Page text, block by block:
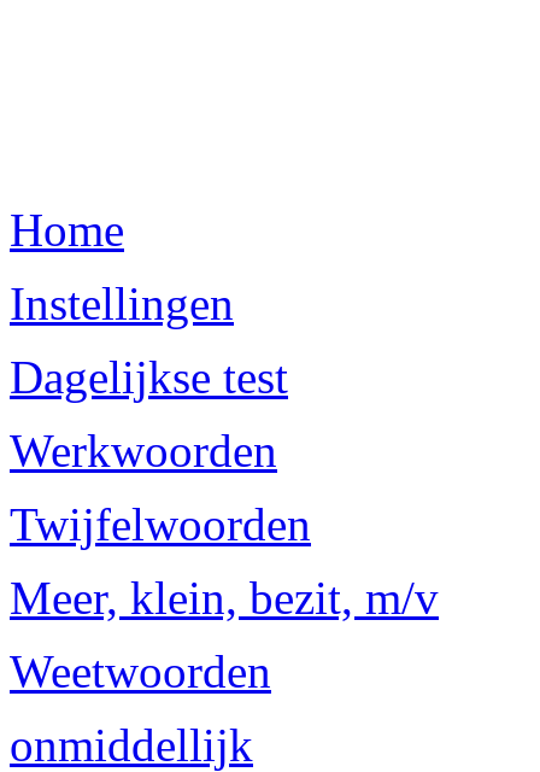
Home
Instellingen
Dagelijkse test
Werkwoorden
Twijfelwoorden
Meer, klein, bezit, m/v
Weetwoorden
onmiddellijk